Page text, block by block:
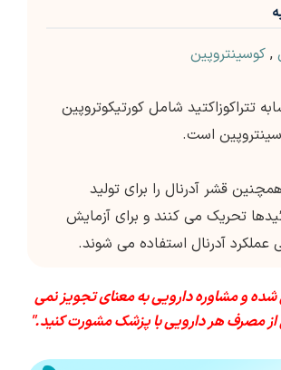
, کوسینتروپین
تتراکوزاکتید شامل کورتیکوتروپین
قشر آدرنال را برای تولید
تحریک می کنند و برای آزمایش
آدرنال استفاده می شوند.
و مشاوره دارویی به معنای تجویز نمی
مصرف هر دارویی با پزشک مشورت کنید."